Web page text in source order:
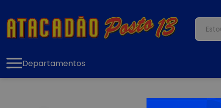
Departamentos